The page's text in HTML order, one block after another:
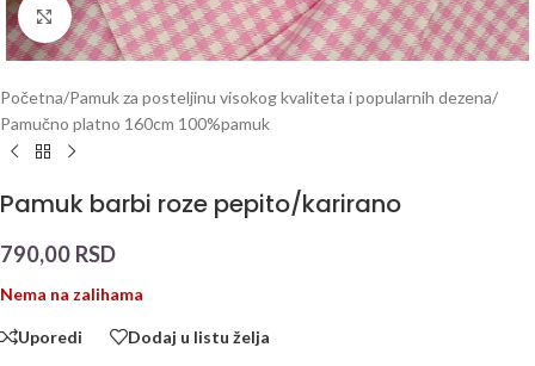
Click to enlarge
Početna/Pamuk za posteljinu visokog kvaliteta i popularnih dezena/
Pamučno platno 160cm 100%pamuk
Pamuk barbi roze pepito/karirano
790,00 RSD
Nema na zalihama
Uporedi Dodaj u listu želja